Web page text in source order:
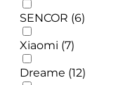
SENCOR (6)
Xiaomi (7)
Dreame (12)